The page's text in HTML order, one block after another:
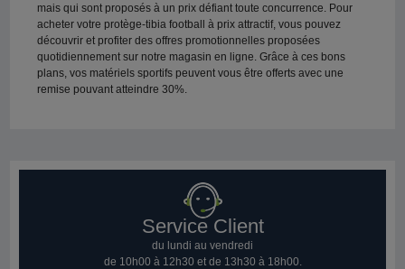
mais qui sont proposés à un prix défiant toute concurrence. Pour
acheter votre protège-tibia football à prix attractif, vous pouvez
découvrir et profiter des offres promotionnelles proposées
quotidiennement sur notre magasin en ligne. Grâce à ces bons
plans, vos matériels sportifs peuvent vous être offerts avec une
remise pouvant atteindre 30%.
Service Client
du lundi au vendredi
de 10h00 à 12h30 et de 13h30 à 18h00.